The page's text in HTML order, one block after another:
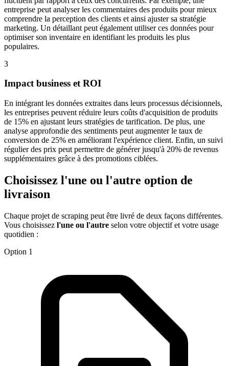
entreprise peut analyser les commentaires des produits pour mieux
comprendre la perception des clients et ainsi ajuster sa stratégie
marketing. Un détaillant peut également utiliser ces données pour
optimiser son inventaire en identifiant les produits les plus
populaires.
3
Impact business et ROI
En intégrant les données extraites dans leurs processus décisionnels,
les entreprises peuvent réduire leurs coûts d'acquisition de produits
de 15% en ajustant leurs stratégies de tarification. De plus, une
analyse approfondie des sentiments peut augmenter le taux de
conversion de 25% en améliorant l'expérience client. Enfin, un suivi
régulier des prix peut permettre de générer jusqu'à 20% de revenus
supplémentaires grâce à des promotions ciblées.
Choisissez l'une ou l'autre option de
livraison
Chaque projet de scraping peut être livré de deux façons différentes.
Vous choisissez l'une ou l'autre selon votre objectif et votre usage
quotidien :
Option 1